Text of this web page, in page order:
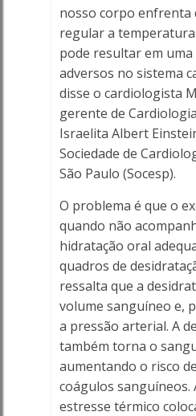
nosso corpo enfrenta
regular a
pode resultar em
adversos no sistema
disse o cardiologista
gerente de
Israelita Albert
Sociedade de
São Paulo (Socesp).
O problema é que o
quando não
hidratação oral
quadros de
ressalta que a
volume sanguíneo e,
a pressão arterial. A
também torna o
aumentando o risco
coágulos sanguíneos.
estresse térmico